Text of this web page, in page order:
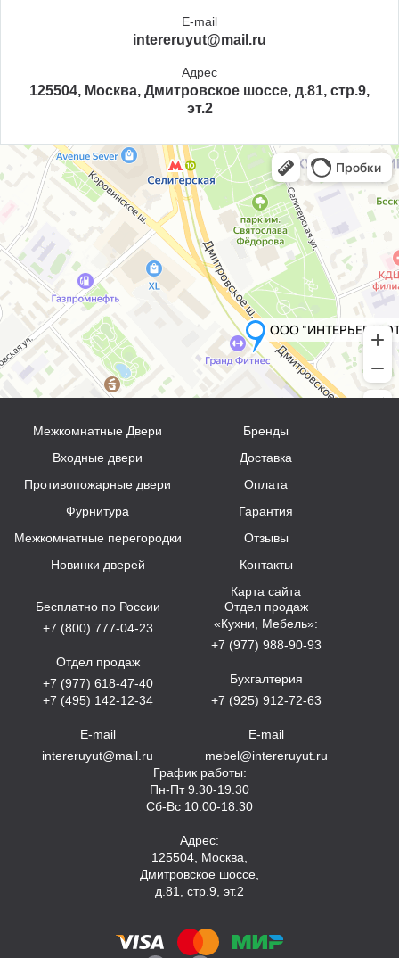
E-mail
intereruyut@mail.ru
Адрес
125504, Москва, Дмитровское шоссе, д.81, стр.9,
эт.2
Межкомнатные Двери
Входные двери
Противопожарные двери
Фурнитура
Межкомнатные перегородки
Новинки дверей
Бренды
Доставка
Оплата
Гарантия
Отзывы
Контакты
Карта сайта
Бесплатно по России
+7 (800) 777-04-23
Отдел продаж
+7 (977) 618-47-40
+7 (495) 142-12-34
E-mail
intereruyut@mail.ru
Отдел продаж
«Кухни, Мебель»:
+7 (977) 988-90-93
Бухгалтерия
+7 (925) 912-72-63
E-mail
mebel@intereruyut.ru
График работы:
Пн-Пт 9.30-19.30
Сб-Вс 10.00-18.30
Адрес:
125504, Москва,
Дмитровское шоссе,
д.81, стр.9, эт.2